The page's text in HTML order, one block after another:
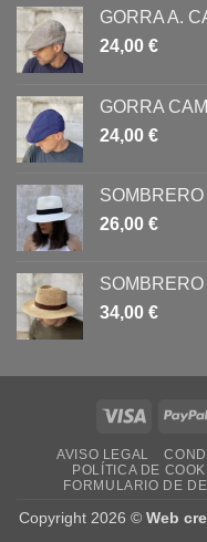
GORRA A.
24,00 €
GORRA
24,00 €
26,00 €
34,00 €
Visa
AVISO LEGAL
POLÍTICA DE
FORMULARIO DE
Copyright 2026 © Web